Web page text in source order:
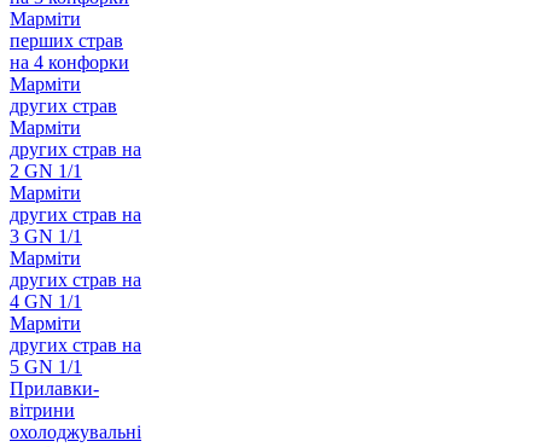
Марміти
перших страв
на 4 конфорки
Марміти
других страв
Марміти
других страв на
2 GN 1/1
Марміти
других страв на
3 GN 1/1
Марміти
других страв на
4 GN 1/1
Марміти
других страв на
5 GN 1/1
Прилавки-
вітрини
охолоджувальні